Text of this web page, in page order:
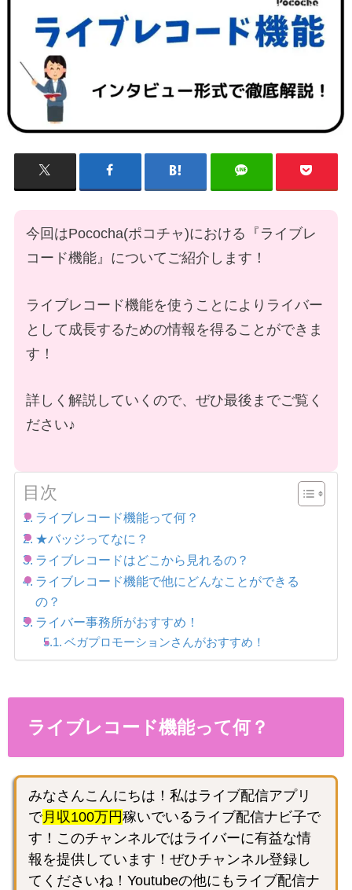
今回はPococha(ポコチャ)における『ライブレ
コード機能』についてご紹介します！
ライブレコード機能を使うことによりライバー
として成長するための情報を得ることができま
す！
詳しく解説していくので、ぜひ最後までご覧く
ださい♪
目次
ライブレコード機能って何？
★バッジってなに？
ライブレコードはどこから見れるの？
ライブレコード機能で他にどんなことができる
の？
ライバー事務所がおすすめ！
ベガプロモーションさんがおすすめ！
ライブレコード機能って何？
みなさんこんにちは！私はライブ配信アプリ
で 月収100万円稼いでいるライブ配信ナビ子で
す！このチャンネルではライバーに有益な情
報を提供しています！ぜひチャンネル登録し
てくださいね！Youtubeの他にもライブ配信ナ